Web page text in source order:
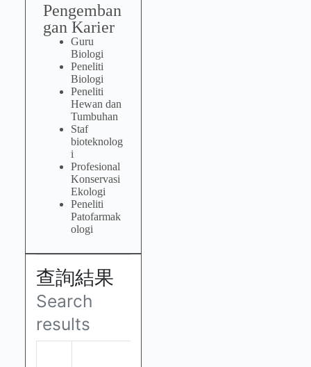
Pengemban
gan Karier
Guru
Biologi
Peneliti
Biologi
Peneliti
Hewan dan
Tumbuhan
Staf
bioteknolog
i
Profesional
Konservasi
Ekologi
Peneliti
Patofarmak
ologi